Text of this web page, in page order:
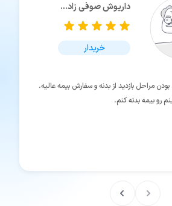
داریوش صوفی زاده بالانجی
خریدار
مراحل بازدید از بدنه و سفارش بیمه عالیه.
رو بیمه بدنه کنم.